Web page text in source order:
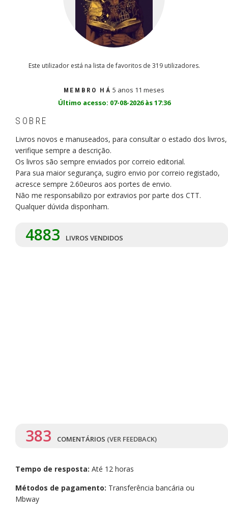
Este utilizador está na lista de favoritos de 319 utilizadores.
MEMBRO HÁ 5 anos 11 meses
Último acesso: 07-08-2026 às 17:36
SOBRE
Livros novos e manuseados, para consultar o estado dos livros,
verifique sempre a descrição.
Os livros são sempre enviados por correio editorial.
Para sua maior segurança, sugiro envio por correio registado,
acresce sempre 2.60euros aos portes de envio.
Não me responsabilizo por extravios por parte dos CTT.
Qualquer dúvida disponham.
4883 LIVROS VENDIDOS
383 COMENTÁRIOS (VER FEEDBACK)
Tempo de resposta: Até 12 horas
Métodos de pagamento: Transferência bancária ou
Mbway